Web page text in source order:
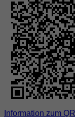
Information zum